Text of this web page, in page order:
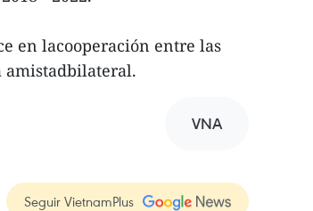
en lacooperación entre las
amistadbilateral.
VNA
Seguir VietnamPlus